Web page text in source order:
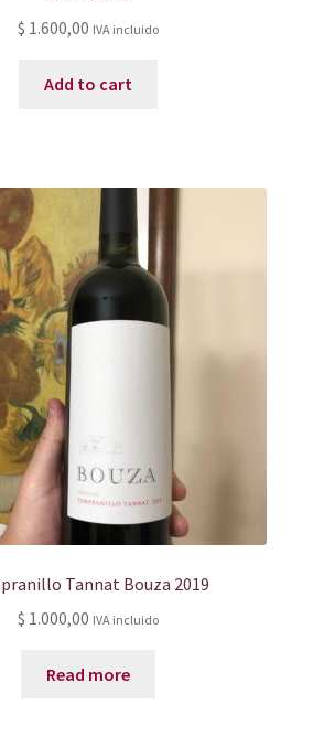
$ 1.600,00 IVA incluido
Add to cart
Tannat Bouza 2019
$ 1.000,00 IVA incluido
Read more